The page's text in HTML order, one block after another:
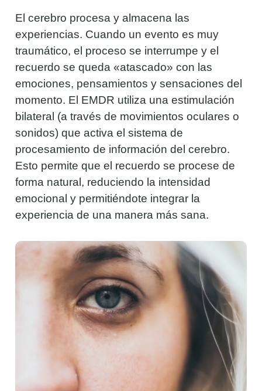
El cerebro procesa y almacena las
experiencias. Cuando un evento es muy
traumático, el proceso se interrumpe y el
recuerdo se queda «atascado» con las
emociones, pensamientos y sensaciones del
momento. El EMDR utiliza una estimulación
bilateral (a través de movimientos oculares o
sonidos) que activa el sistema de
procesamiento de información del cerebro.
Esto permite que el recuerdo se procese de
forma natural, reduciendo la intensidad
emocional y permitiéndote integrar la
experiencia de una manera más sana.